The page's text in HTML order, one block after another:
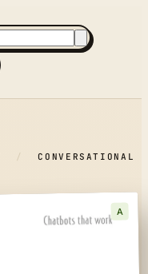
/
CONVERSATIONAL
A